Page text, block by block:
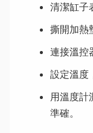
清潔缸子
撕開加熱
連接溫控
設定溫度
用溫度計
準確。